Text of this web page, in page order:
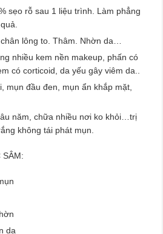
sẹo rỗ sau 1 liệu trình. Làm phẳng
lông to. Thâm. Nhờn da…
nhiều kem nền makeup, phấn có
có corticoid, da yếu gây viêm da..
mụn đầu đen, mụn ẩn khắp mặt,
năm, chữa nhiều nơi ko khỏi…trị
không tái phát mụn.
SÂM:
da